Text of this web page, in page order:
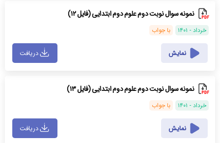
نمونه سوال نوبت دوم علوم دوم ابتدایی (فایل ۱۲)
خرداد - ۱۴۰۱ با جواب
نمایش دریافت
نمونه سوال نوبت دوم علوم دوم ابتدایی (فایل ۱۳)
خرداد - ۱۴۰۱ با جواب
نمایش دریافت